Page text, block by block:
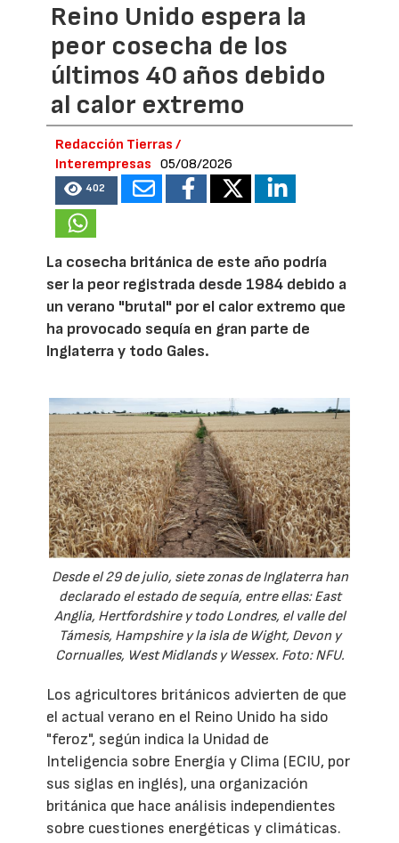
Reino Unido espera la
peor cosecha de los
últimos 40 años debido
al calor extremo
Redacción Tierras /
Interempresas
05/08/2026
402
La cosecha británica de este año podría
ser la peor registrada desde 1984 debido a
un verano "brutal" por el calor extremo que
ha provocado sequía en gran parte de
Inglaterra y todo Gales.
Desde el 29 de julio, siete zonas de Inglaterra han
declarado el estado de sequía, entre ellas: East
Anglia, Hertfordshire y todo Londres, el valle del
Támesis, Hampshire y la isla de Wight, Devon y
Cornualles, West Midlands y Wessex. Foto: NFU.
Los agricultores británicos advierten de que
el actual verano en el Reino Unido ha sido
"feroz", según indica la Unidad de
Inteligencia sobre Energía y Clima (ECIU, por
sus siglas en inglés), una organización
británica que hace análisis independientes
sobre cuestiones energéticas y climáticas.